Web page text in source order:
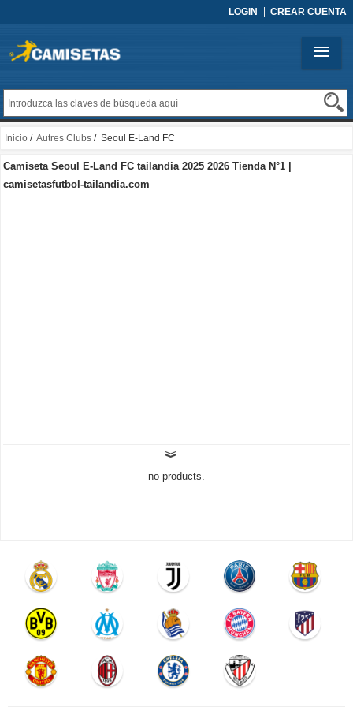
LOGIN CREAR CUENTA
Inicio / Autres Clubs / Seoul E-Land FC
Camiseta Seoul E-Land FC tailandia 2025 2026 Tienda N°1 |
camisetasfutbol-tailandia.com
no products.